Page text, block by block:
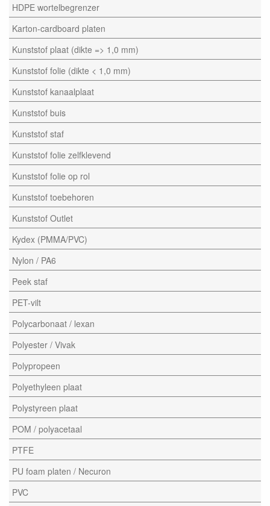
HDPE wortelbegrenzer
Karton-cardboard platen
Kunststof plaat (dikte => 1,0 mm)
Kunststof folie (dikte < 1,0 mm)
Kunststof kanaalplaat
Kunststof buis
Kunststof staf
Kunststof folie zelfklevend
Kunststof folie op rol
Kunststof toebehoren
Kunststof Outlet
Kydex (PMMA/PVC)
Nylon / PA6
Peek staf
PET-vilt
Polycarbonaat / lexan
Polyester / Vivak
Polypropeen
Polyethyleen plaat
Polystyreen plaat
POM / polyacetaal
PTFE
PU foam platen / Necuron
PVC